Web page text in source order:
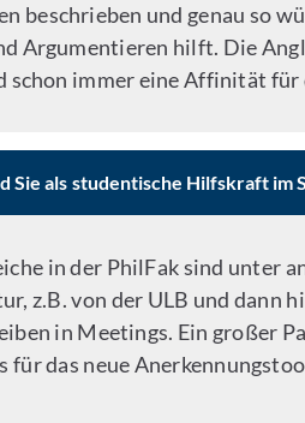
beschrieben und genau so
Argumentieren hilft. Die
schon immer eine Affinität für
Sie als studentische Hilfskraft
in der PhilFak sind unter
z.B. von der ULB und dann
in Meetings. Ein großer
für das neue